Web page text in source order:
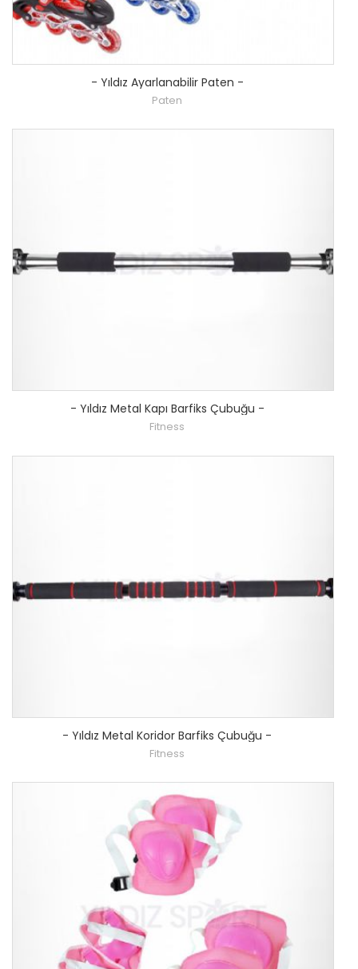
- Yıldız Ayarlanabilir Paten -
Paten
- Yıldız Metal Kapı Barfiks Çubuğu -
Fitness
-Yıldız Metal Koridor Barfiks Çubuğu -
Fitness